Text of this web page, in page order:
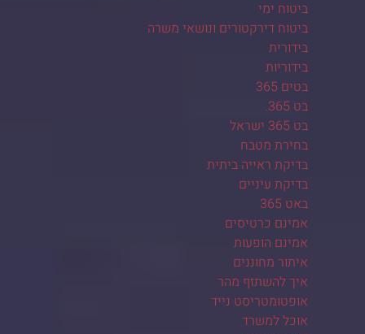
ביטוח ימי
ביטוח דירקטורים ונושאי משרה
בידורית
בידוריות
בטים 365
בט 365.
בט 365 ישראל
בחירת מטבח
בדיקת ראייה ביתית
בדיקת עיניים
באט 365
אמינם כרטיסים
אמינם הופעות
איתור מחוננים
איך להשתזף מהר
אופטומטריסט נייד
אוכל למשרד